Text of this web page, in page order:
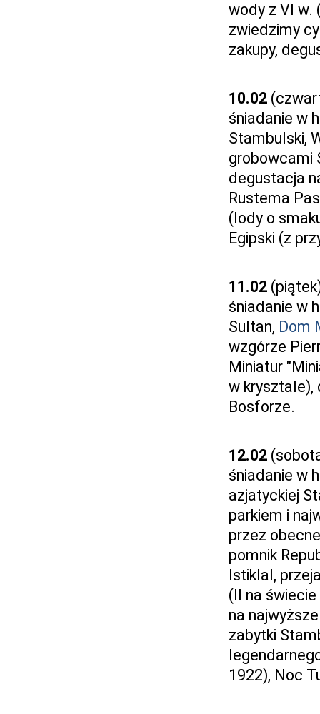
wody z VI w.
zwiedzimy
zakupy,
10.02
śniadanie w
Stambulski,
grobowcami
degustacja
Rustema
(lody o
Egipski (z
11.02
śniadanie w
Sultan, Dom
wzgórze
Miniatur
w krysztale),
Bosforze.
12.02
śniadanie w
azjatyckiej
parkiem i
przez
pomnik
Istiklal,
(II na
na
zabytki
1922), Noc